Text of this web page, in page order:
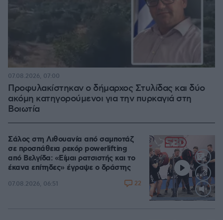
Προφυλακίστηκαν ο δήμαρχος Στυλίδας και δύο
ακόμη κατηγορούμενοι για την πυρκαγιά στη
Βοιωτία
07.08.2026, 07:00
Loaded
Σάλος στη Λιθουανία από σαμποτάζ
σε προσπάθεια ρεκόρ powerlifting
από Βελγίδα: «Είμαι ρατσιστής και το
έκανα επίτηδες» έγραψε ο δράστης
07.08.2026, 06:51 22